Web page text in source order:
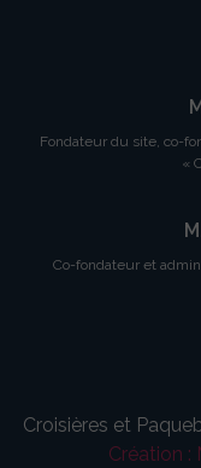
Fondateur du site, co-
«
Co-fondateur et
Croisières et
Création :